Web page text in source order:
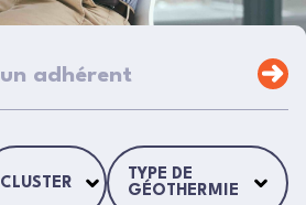
CLUSTER
TYPE DE
GÉOTHERMIE